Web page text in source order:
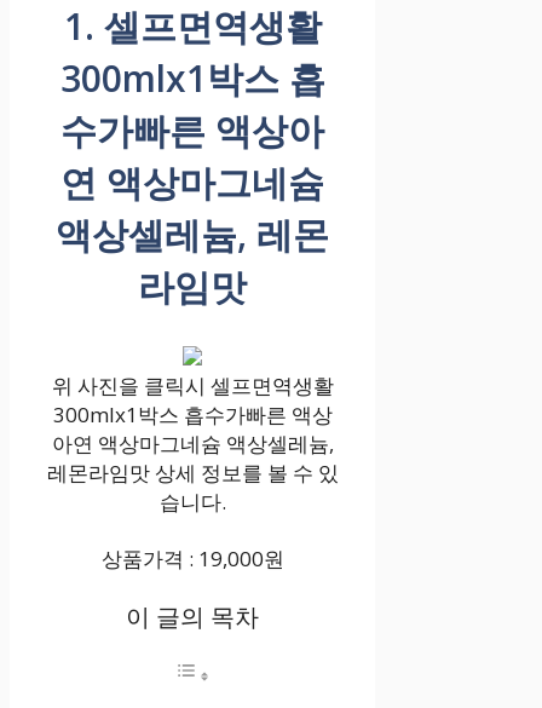
1. 셀프면역생활
300mlx1박스 흡
수가빠른 액상아
연 액상마그네슘
액상셀레늄, 레몬
라임맛
위 사진을 클릭시 셀프면역생활
300mlx1박스 흡수가빠른 액상
아연 액상마그네슘 액상셀레늄,
레몬라임맛 상세 정보를 볼 수 있
습니다.
상품가격 : 19,000원
이 글의 목차